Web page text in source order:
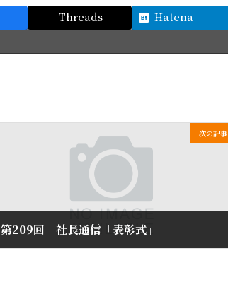
Threads Hatena
次の記事
第209回 社長通信「表彰式」